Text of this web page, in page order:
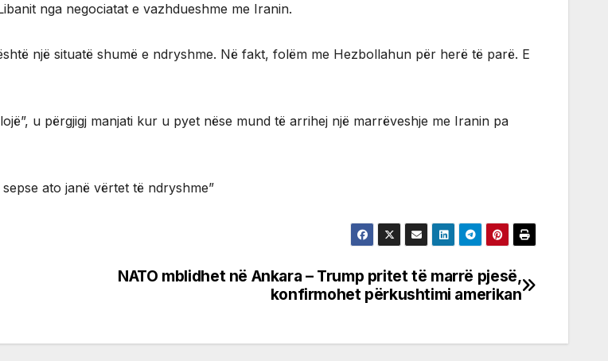
nga negociatat e vazhdueshme me Iranin.
një situatë shumë e ndryshme. Në fakt, folëm me Hezbollahun për herë të parë. E
u përgjigj manjati kur u pyet nëse mund të arrihej një marrëveshje me Iranin pa
sepse ato janë vërtet të ndryshme”
NATO mblidhet në Ankara – Trump pritet të marrë pjesë,
konfirmohet përkushtimi amerikan